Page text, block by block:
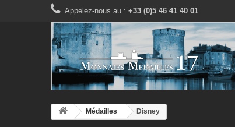
Appelez-nous au : +33 (0)5 46 41 40 01
Médailles Disney